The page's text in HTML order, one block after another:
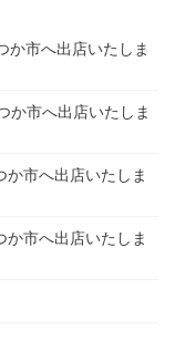
か市へ出店いたしま
か市へ出店いたしま
か市へ出店いたしま
か市へ出店いたしま